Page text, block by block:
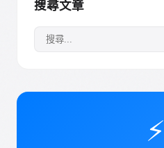
搜尋文章
⚡